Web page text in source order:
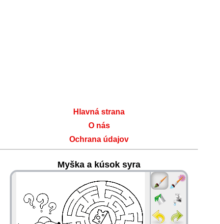
Hlavná strana
O nás
Ochrana údajov
Myška a kúsok syra